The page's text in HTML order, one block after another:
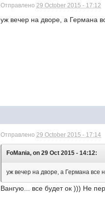
Отправлено29 October 2015 - 17:12
уж вечер на дворе, а Германа
Отправлено29 October 2015 - 17:14
FoMania, on 29 Oct 2015 - 14:12:
уж вечер на дворе, а Германа все
Вангую... все будет ок ))) Не